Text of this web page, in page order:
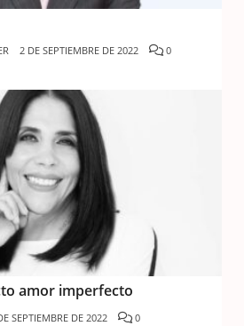
2 DE SEPTIEMBRE DE 2022 0
amor imperfecto
SEPTIEMBRE DE 2022 0